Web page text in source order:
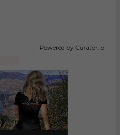
Powered by Curator.io